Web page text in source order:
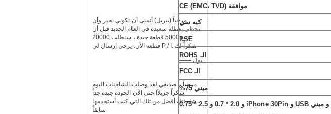
مرحباً (بيريل) أتمنى أن تكوني بخير وأن
تحظي بعطلة سعيدة في العام الجديد قبل أن
تبيع 5000 قطعة جيدة ، سنطلب 20000
قطعة الآن. يرجى إرسال لي P / I. شكراً لك
—— بول
مرحباً يا صديقي لقد وصلت الشاحنات اليوم
شكراً جزيلاً! حتى الآن الجودة جيدة جداً
شاحنتك أفضل من تلك التي كنت أستخدمها
سابقاً
موافقة CE (EMC، TVD)
كيه سي
PSE
الـ ROHS
الـ FCC
ميني 75%